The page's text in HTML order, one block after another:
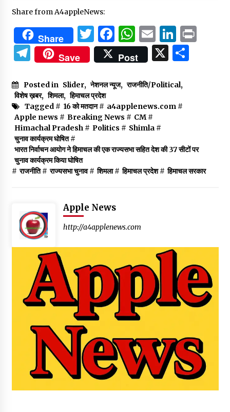
Share from A4appleNews:
Share Twitter
Facebook
WhatsApp
Email
Telegram
Save Post X
Posted in Slider, नेशनल न्यूज, राजनीति/Political,
विशेष ख़बर, शिमला, हिमाचल प्रदेश
Tagged # 16 को मतदान# a4applenews.com#
Apple news # Breaking News # CM#
Himachal Pradesh# Politics # Shimla#
चुनाव कार्यक्रम घोषित#
भारत निर्वाचन आयोग ने हिमाचल की एक राज्यसभा सहित देश की 37 सीटों पर
चुनाव कार्यक्रम किया घोषित
# राजनीति# राज्यसभा चुनाव# शिमला# हिमाचल प्रदेश# हिमाचल सरकार
Apple News
http://a4applenews.com